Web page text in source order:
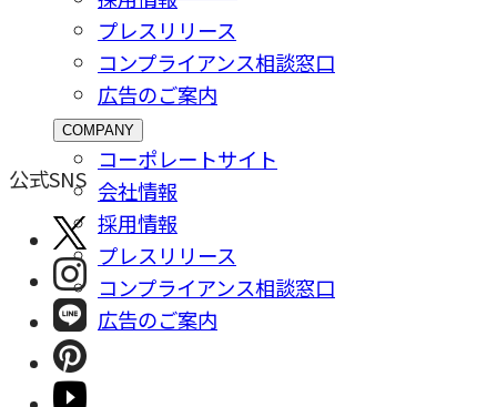
プレスリリース
コンプライアンス相談窓⼝
広告のご案内
COMPANY
コーポレートサイト
会社情報
採⽤情報
プレスリリース
コンプライアンス相談窓⼝
広告のご案内
公式SNS